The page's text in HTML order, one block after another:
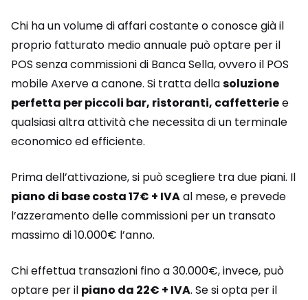
Chi ha un volume di affari costante o conosce già il
proprio fatturato medio annuale può optare per il
POS senza commissioni di Banca Sella, ovvero il POS
mobile Axerve a canone. Si tratta dellasoluzione
perfetta per piccoli bar, ristoranti, caffetteriee
qualsiasi altra attività che necessita di un terminale
economico ed efficiente.
Prima dell’attivazione, si può scegliere tra due piani. Il
piano di base costa 17€ + IVAal mese, e prevede
l’azzeramento delle commissioni per un transato
massimo di 10.000€ l’anno.
Chi effettua transazioni fino a 30.000€, invece, può
optare per il piano da 22€ + IVA. Se si opta per il